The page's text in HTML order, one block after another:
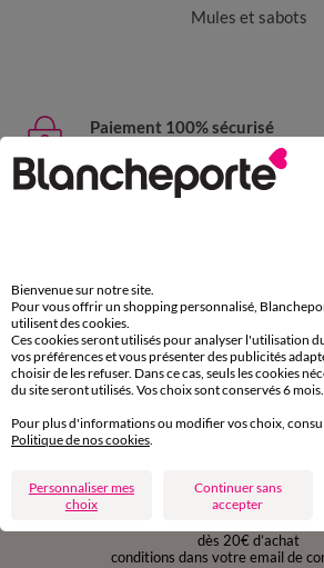
Mules et sabots
Paiement 100% sécurisé
Payez plus tard ou en plusieurs fois
Retours gratuits
sous 30 jours avec Mondial Relay
Service clients
par chat et par téléphone
de 8h00 à 20h00 du lundi au samedi
11€ Offerts
en vous inscrivant à la
dès 20€ d’achat
conditions dans votre email de
Bienvenue sur notre site.
Pour vous offrir un shopping personnalisé,
utilisent des cookies.
Ces cookies seront utilisés pour analyser l'utilisation
vos préférences et vous présenter des publicités
choisir de les refuser. Dans ce cas, seuls les cookies
du site seront utilisés. Vos choix sont conservés 6 mois.
Pour plus d'informations ou modifier vos choix,
Politique de nos cookies.
Personnaliser mes
choix
Continuer sans
accepter